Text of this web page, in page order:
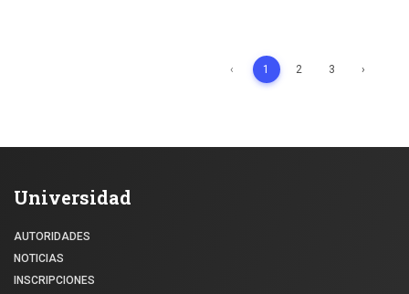
‹ 1 2 3 ›
Universidad
AUTORIDADES
NOTICIAS
INSCRIPCIONES